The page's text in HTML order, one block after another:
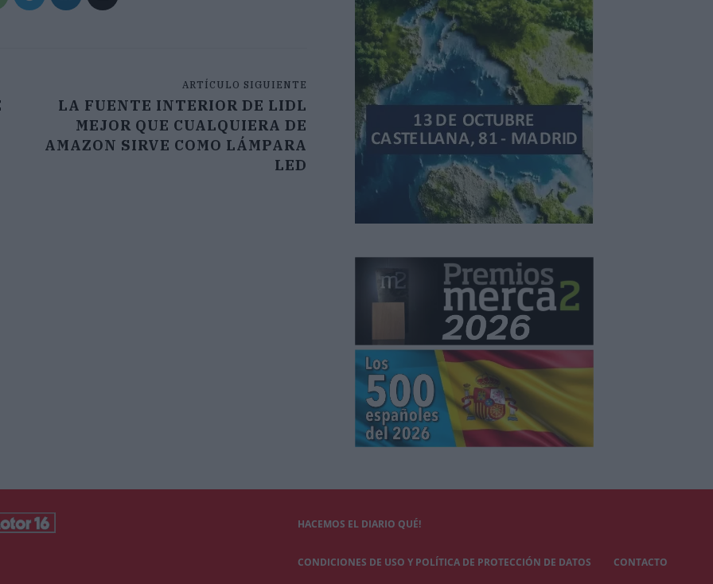
ARTÍCULO SIGUIENTE
LA FUENTE INTERIOR DE LIDL
MEJOR QUE CUALQUIERA DE
AMAZON SIRVE COMO LÁMPARA
LED
HACEMOS EL DIARIO QUÉ!
CONDICIONES DE USO Y POLÍTICA DE PROTECCIÓN DE DATOS CONTACTO